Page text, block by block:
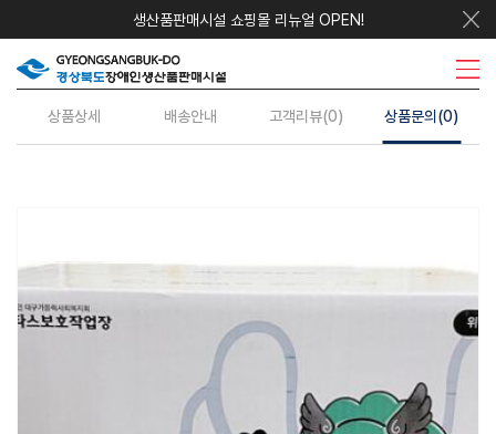
생산품판매시설 쇼핑몰 리뉴얼 OPEN!
우리지역상품 시설안내 주요사업 수의계약 정보센터
상품상세 배송안내 고객리뷰(0) 상품문의(0)